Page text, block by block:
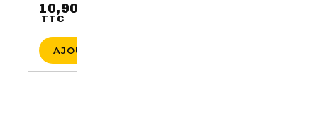
10,90 €
TTCPrix
AJOUTER AU PANIER